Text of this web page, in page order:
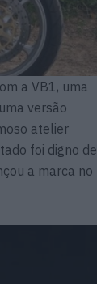
a VB1, uma
versão
atelier
foi digno de
a marca no